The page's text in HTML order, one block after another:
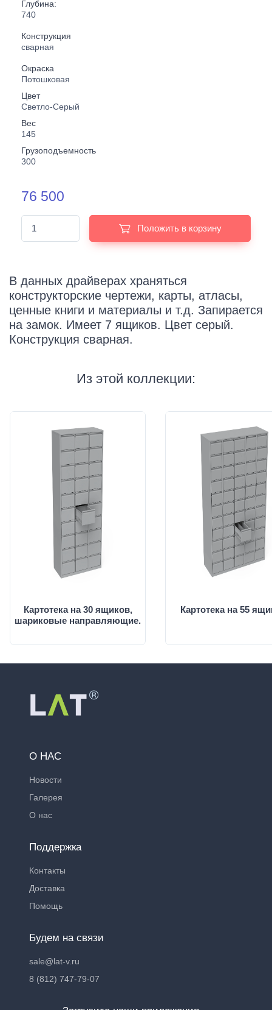
Глубина:
740
Конструкция
сварная
Окраска
Потошковая
Цвет
Светло-Серый
Вес
145
Грузоподъемность
300
76 500
Положить в корзину
В данных драйверах храняться
конструкторские чертежи, карты, атласы,
ценные книги и материалы и т.д. Запирается
на замок. Имеет 7 ящиков. Цвет серый.
Конструкция сварная.
Из этой коллекции:
Картотека на 30 ящиков,
шариковые направляющие.
Картотека на 55
О НАС
Новости
Галерея
О нас
Поддержка
Контакты
Доставка
Помощь
Будем на связи
sale@lat-v.ru
8 (812) 747-79-07